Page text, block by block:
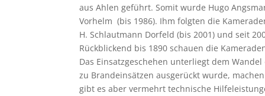
aus Ahlen geführt. Somit wurde Hugo
Vorhelm (bis 1986). Ihm folgten die
H. Schlautmann Dorfeld (bis 2001) und seit
Rückblickend bis 1890 schauen die
Das Einsatzgeschehen unterliegt dem
zu Brandeinsätzen ausgerückt wurde,
gibt es aber vermehrt technische